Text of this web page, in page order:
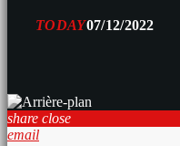
TODAY07/12/2022
share close
email